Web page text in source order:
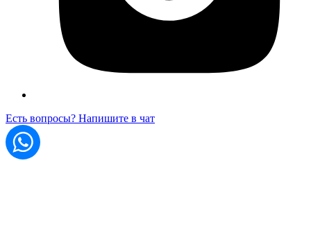
Есть вопросы? Напишите в чат